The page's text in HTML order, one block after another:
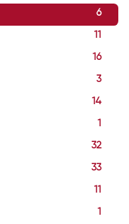
6
11
16
3
14
1
32
33
11
1